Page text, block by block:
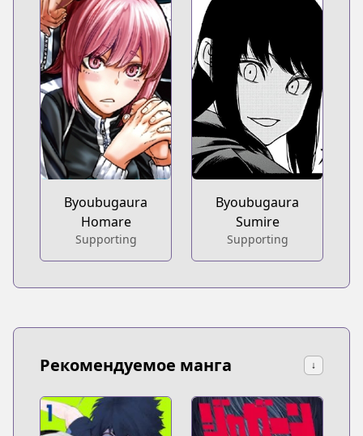
Byoubugaura
Homare
Supporting
Byoubugaura
Sumire
Supporting
Рекомендуемое манга ↓